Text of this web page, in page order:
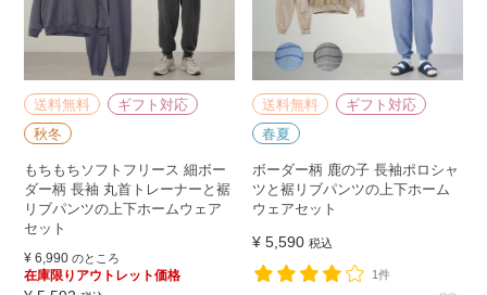
送料無料
ギフト対応
秋冬
もちもちソフトフリース 細ボー
ダー柄 長袖 丸首トレーナーと裾
リブパンツの上下ホームウェア
セット
¥ 6,990 のところ
在庫限りアウトレット価格
送料無料
ギフト対応
春夏
ボーダー柄 鹿の子 長袖ポロシャ
ツと裾リブパンツの上下ホーム
ウェアセット
¥ 5,590 税込
1件